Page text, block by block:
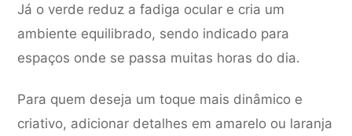
Já o verde reduz a fadiga ocular e cria um
ambiente equilibrado, sendo indicado para
espaços onde se passa muitas horas do dia.
Para quem deseja um toque mais dinâmico e
criativo, adicionar detalhes em amarelo ou laranja